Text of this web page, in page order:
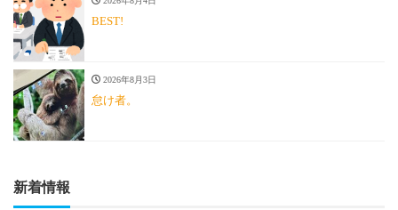
BEST!
2026年8月3日
怠け者。
新着情報